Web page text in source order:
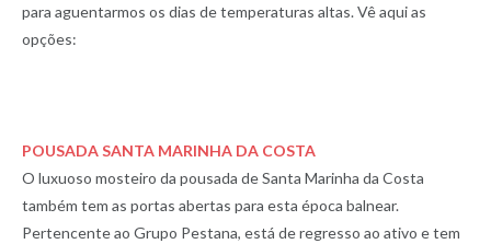
para aguentarmos os dias de temperaturas altas. Vê aqui as
opções:
POUSADA SANTA MARINHA DA COSTA
O luxuoso mosteiro da pousada de Santa Marinha da Costa
também tem as portas abertas para esta época balnear.
Pertencente ao Grupo Pestana, está de regresso ao ativo e tem